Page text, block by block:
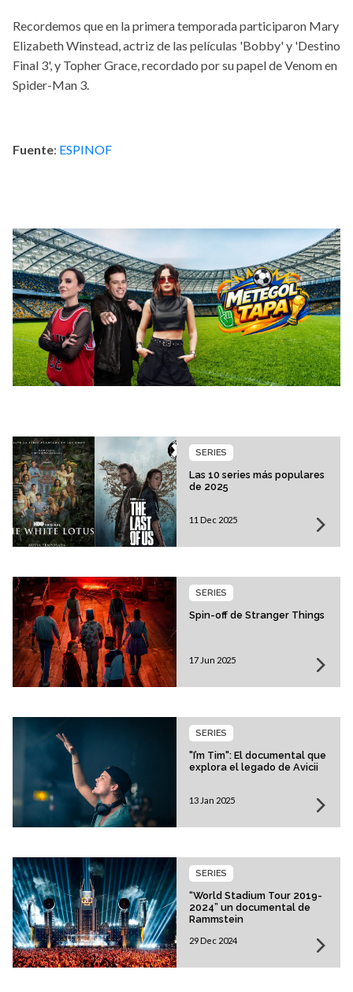
Recordemos que en la primera temporada participaron Mary
Elizabeth Winstead, actriz de las películas 'Bobby' y 'Destino
Final 3', y Topher Grace, recordado por su papel de Venom en
Spider-Man 3.
Fuente: ESPINOF
Las 10 series más populares
de 2025
SERIES
11 Dec 2025
Spin-off de Stranger Things
SERIES
17 Jun 2025
"I’m Tim": El documental que
explora el legado de Avicii
SERIES
13 Jan 2025
“World Stadium Tour 2019-
2024” un documental de
Rammstein
SERIES
29 Dec 2024